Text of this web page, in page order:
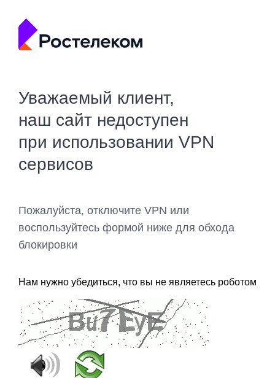
Уважаемый клиент,
наш сайт недоступен
при использовании VPN
сервисов
Пожалуйста, отключите VPN или
воспользуйтесь формой ниже для обхода
блокировки
Нам нужно убедиться, что вы не являетесь роботом